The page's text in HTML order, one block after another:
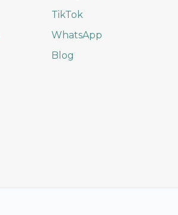
TikTok
WhatsApp
Blog